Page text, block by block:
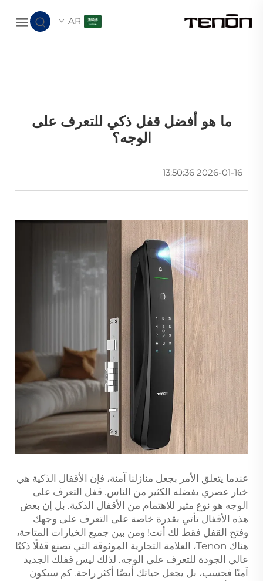
AR
ما هو أفضل قفل ذكي للتعرف على
الوجه؟
2026-01-16 13:50:36
عندما يتعلق الأمر بجعل منازلنا آمنة، فإن الأقفال الذكية هي
خيار عصري يفضله الكثير من الناس. قفل التعرف على
الوجه هو نوع مثير للاهتمام من الأقفال الذكية. بل إن بعض
هذه الأقفال تأتي بقدرة خاصة على التعرف على وجهك
وفتح القفل فقط لك أنت! ومن بين جميع الخيارات المتاحة،
هناك Tenon، العلامة التجارية الموثوقة التي تصنع قفلًا ذكيًا
عالي الجودة للتعرف على الوجه. لذلك ليس قفلك الجديد
آمنًا فحسب، بل يجعل حياتك أيضًا أكثر راحة. كم سيكون